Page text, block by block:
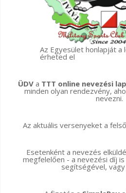
Az Egyesület honlapját a
érheted el
ÜDV a TTT online nevezési
minden olyan rendezvény,
nevezni.
Az aktuális versenyeket a
Esetenként a nevezés
megfelelően - a nevezési díj
segítségével, vagy